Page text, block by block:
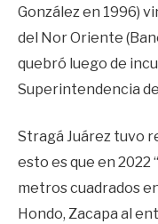
González en 1996)
del Nor Oriente
quebró luego de
Superintendencia de
Stragá Juárez tuvo
esto es que en 2022
metros cuadrados
Hondo, Zacapa al